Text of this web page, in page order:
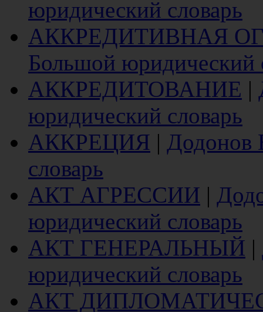
юридический словарь
АККРЕДИТИВНАЯ
Большой юридический
АККРЕДИТОВАНИЕ |
юридический словарь
АККРЕЦИЯ | Додонов
словарь
АКТ АГРЕССИИ |
юридический словарь
АКТ ГЕНЕРАЛЬНЫЙ |
юридический словарь
АКТ